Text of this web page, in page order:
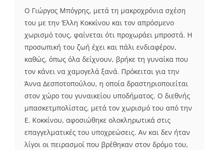
Ο Γιώργος Μπόγρης, µετά τη µακροχρόνια σχέση
του µε την Έλλη Κοκκίνου και τον απρόσµενο
χωρισµό τους, φαίνεται ότι προχωράει µπροστά. Η
προσωπική του ζωή έχει και πάλι ενδιαφέρον,
καθώς, όπως όλα δείχνουν, βρήκε τη γυναίκα που
τον κάνει να χαµογελά ξανά. Πρόκειται για την
Άννα Δεσποτοπούλου, η οποία δραστηριοποιείται
στον χώρο του γυναικείου υποδήµατος. Ο διεθνής
μπασκετμπολίστας, µετά τον χωρισµό του από την
Ε. Κοκκίνου, αφοσιώθηκε ολοκληρωτικά στις
επαγγελµατικές του υποχρεώσεις. Αν και δεν ήταν
λίγοι οι πειρασµοί που βρέθηκαν στον δρόµο του,